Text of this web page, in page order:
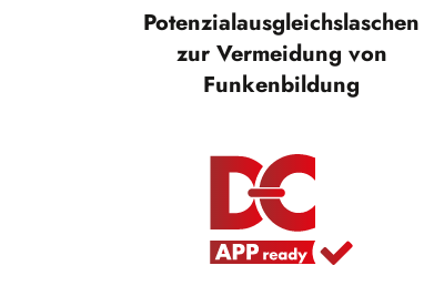
Potenzialausgleichslaschen
zur Vermeidung von
Funkenbildung